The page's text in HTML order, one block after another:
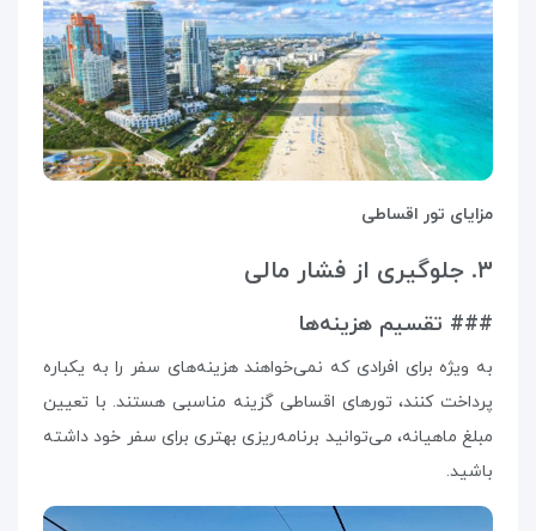
مزایای تور اقساطی
۳. جلوگیری از فشار مالی
### تقسیم هزینه‌ها
به ویژه برای افرادی که نمی‌خواهند هزینه‌های سفر را به یکباره
پرداخت کنند، تورهای اقساطی گزینه مناسبی هستند. با تعیین
مبلغ ماهیانه، می‌توانید برنامه‌ریزی بهتری برای سفر خود داشته
باشید.